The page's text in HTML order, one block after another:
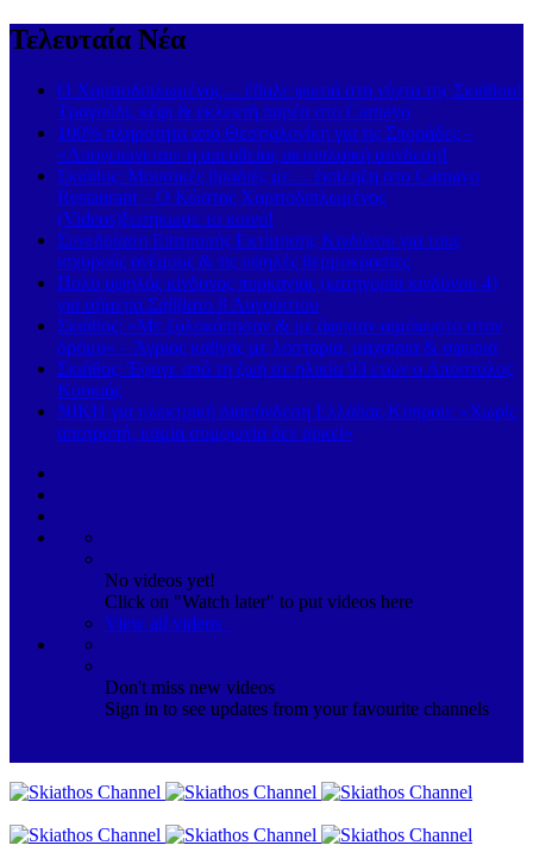
Τελευταία Νέα
Ο Χαριτοδιπλωμένος… έβαλε φωτιά στη νύχτα της Σκιάθου!
Τραγούδι, κέφι & εκλεκτή παρέα στο Carnayo
100% πληρότητα από Θεσσαλονίκη για τις Σποράδες –
«Απογειώνεται» η απευθείας ακτοπλοϊκή σύνδεση!
Σκιάθος: Μουσικές βραδιές με… έκπληξη στο Carnayo
Restaurant – Ο Κώστας Χαριτοδιπλωμένος
(Videos)ξεσήκωσε το κοινό!
Συνεδρίαση Επιτροπής Εκτίμησης Κινδύνου για τους
ισχυρούς ανέμους & τις υψηλές θερμοκρασίες
Πολύ υψηλός κίνδυνος πυρκαγιάς (κατηγορία κινδύνου 4)
για σήμερα Σάββατο 8 Αυγούστου
Σκιάθος: «Με ξυλοκόπησαν & με άφησαν αιμόφυρτο στον
δρόμο» – Άγριος καβγάς με λοστάρια, μαχαίρια & σφυριά
Σκιάθος: Έφυγε από τη ζωή σε ηλικία 93 ετών ο Απόστολος
Κουκιάς
ΝΙΚΗ για ηλεκτρική διασύνδεση Ελλάδας-Κύπρου: «Χωρίς
αποτροπή, καμία συμφωνία δεν αρκεί»
No videos yet!
Click on "Watch later" to put videos here
View all videos
Don't miss new videos
Sign in to see updates from your favourite channels